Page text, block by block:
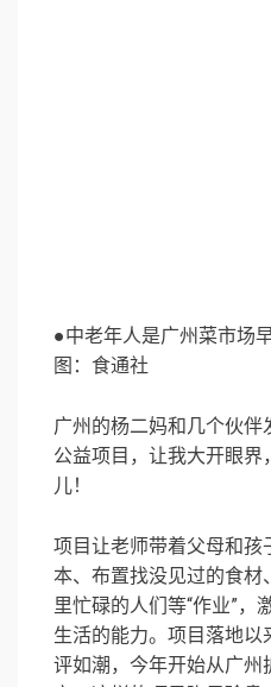
●中老年人是广州菜市场
图：食通社
广州的杨二妈和几个伙伴
公益项目，让我大开眼
儿！
项目让老师带着父母和孩
本、布置找没见过的食材
里忙碌的人们等“作业”，
生活的能力。项目落地
评如潮，今年开始从广州